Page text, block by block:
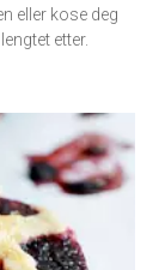
eller kose deg
etter.